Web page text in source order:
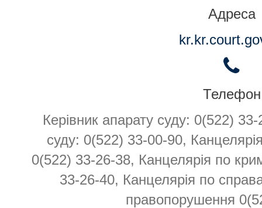
Адреса
Телефон
Керівник апарату суду: 0(522)
суду: 0(522) 33-00-90,
0(522) 33-26-38, Канцелярія по
33-26-40, Канцелярія по
правопорушення